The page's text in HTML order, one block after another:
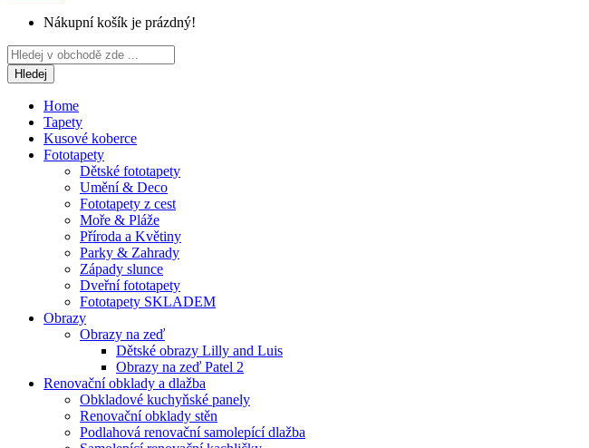
Nákupní košík je prázdný!
Hledej
Home
Tapety
Kusové koberce
Fototapety
Dětské fototapety
Umění & Deco
Fototapety z cest
Moře & Pláže
Příroda a Květiny
Parky & Zahrady
Západy slunce
Dveřní fototapety
Fototapety SKLADEM
Obrazy
Obrazy na zeď
Dětské obrazy Lilly and Luis
Obrazy na zeď Patel 2
Renovační obklady a dlažba
Obkladové kuchyňské panely
Renovační obklady stěn
Podlahová renovační samolepící dlažba